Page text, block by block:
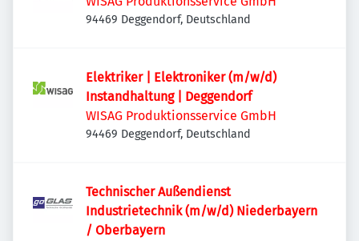
94469 Deggendorf, Deutschland
Elektriker | Elektroniker (m/w/d)
Instandhaltung | Deggendorf
WISAG Produktionsservice GmbH
94469 Deggendorf, Deutschland
Technischer Außendienst
Industrietechnik (m/w/d) Niederbayern
/ Oberbayern